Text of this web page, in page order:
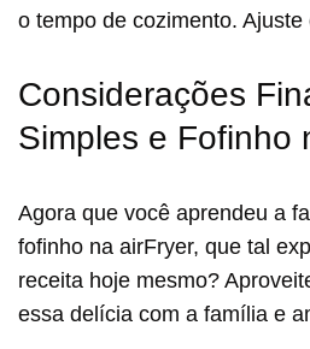
o tempo de cozimento.
Considerações
Simples e Fofinho
Agora que você aprendeu a
fofinho na airFryer, que tal
receita hoje mesmo?
essa delícia com a família e